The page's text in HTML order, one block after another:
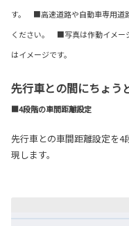
す。 ■高速道路や自動車専用道
ください。 ■写真は作動イメー
はイメージです。
先行車との間にちょう
■4段階の車間距離設定
先行車との車間距離設定を
現します。